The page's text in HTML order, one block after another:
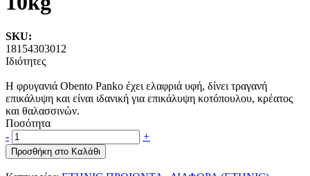
SKU:
18154303012
Ιδιότητες
Η φρυγανιά Obento Panko έχει ελαφριά υφή, δίνει τραγανή
επικάλυψη και είναι ιδανική για επικάλυψη κοτόπουλου, κρέατος
και θαλασσινών.
Ποσότητα
-
+
Προσθήκη στο Καλάθι